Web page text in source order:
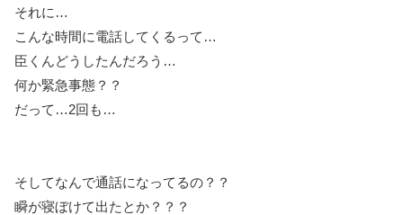
それに…
こんな時間に電話してくるって…
臣くんどうしたんだろう…
何か緊急事態？？
だって…2回も…
そしてなんで通話になってるの？？
瞬が寝ぼけて出たとか？？？